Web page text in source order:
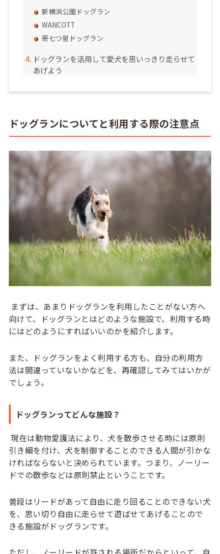
新横浜公園ドッグラン
WANCOTT
寄七つ星ドッグラン
ドッグランを活用して愛犬を思いっきり走らせて
あげよう
ドッグランについてと利用する際の注意点
まずは、あまりドッグランを利用したことがない方へ
向けて、ドッグランとはどのような施設で、利用する時
にはどのようにすればいいのかを紹介します。
また、ドッグランをよく利用する方も、自分の利用方
法は間違っていないかなどを、再確認してみてはいかが
でしょう。
ドッグランってどんな施設？
現在は動物愛護法により、犬を散歩させる時には原則
引き綱を付け、犬を制御することのできる人間が引かな
ければならないと決められています。つまり、ノーリー
ドでの散歩などは原則禁止ということです。
普段はリードがあって自由に走り回ることのできない犬
を、思い切り自由に走らせて遊ばせてあげることので
きる施設がドッグランです。